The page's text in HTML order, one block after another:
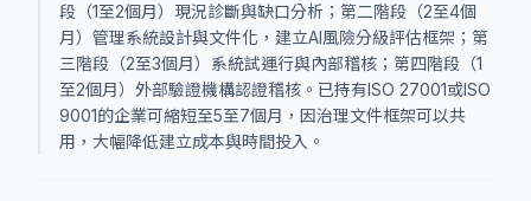
段（1至2個月）現況診斷與缺口分析；第二階段（2至4個
月）管理系統設計與文件化，建立AI風險分級評估框架；第
三階段（2至3個月）系統試運行與內部稽核；第四階段（1
至2個月）外部驗證機構認證稽核。已持有ISO 27001或ISO
9001的企業可縮短至5至7個月，因治理文件框架可以共
用，大幅降低建立成本與時間投入。